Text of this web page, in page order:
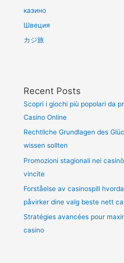
казино
Швеция
カジ旅
Recent Posts
Scopri i giochi più popolari da
Casino Online
Rechtliche Grundlagen des
wissen sollten
Promozioni stagionali nei
vincite
Forståelse av casinospill
påvirker dine valg beste nett
Stratégies avancées pour
casino